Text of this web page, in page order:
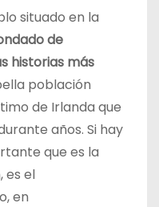
situado en la
de
historias más
población
de Irlanda que
años. Si hay
que es la
es el
en